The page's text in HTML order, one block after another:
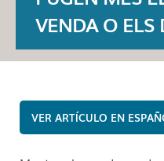
VENDA O ELS